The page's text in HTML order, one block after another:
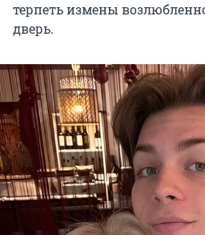
терпеть измены
дверь.